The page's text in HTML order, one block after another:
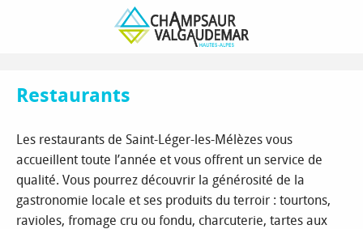
Découvrir
Nos villages-stations de montagne
Saint-Léger-les-Mélèzes
Restaurants
Restaurants
Les restaurants de Saint-Léger-les-Mélèzes vous
accueillent toute l’année et vous offrent un service de
qualité. Vous pourrez découvrir la générosité de la
gastronomie locale et ses produits du terroir : tourtons,
ravioles, fromage cru ou fondu, charcuterie, tartes aux